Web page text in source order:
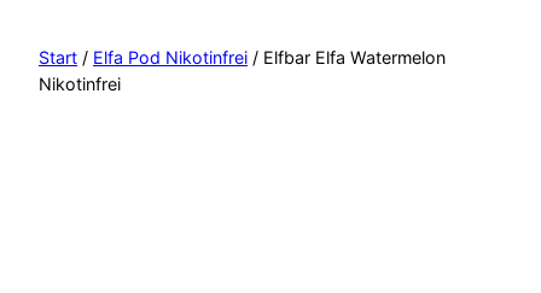
Start / Elfa Pod Nikotinfrei / Elfbar Elfa Watermelon
Nikotinfrei